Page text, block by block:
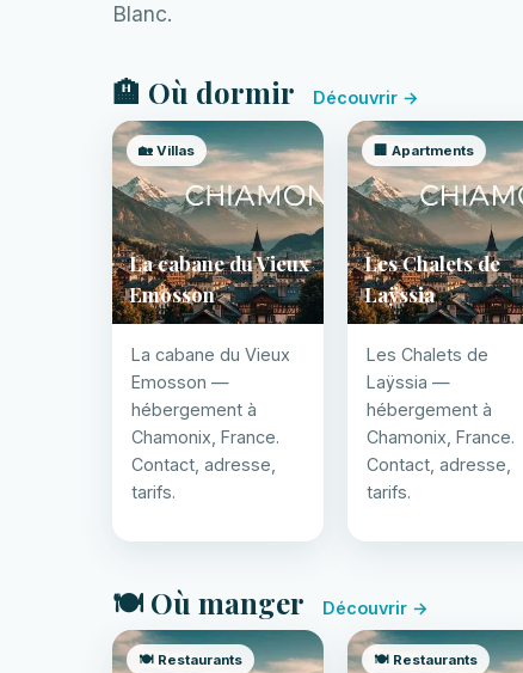
Blanc.
🏨 Où dormir Découvrir →
🏡 Villas
La cabane du Vieux
Emosson
La cabane du Vieux
Emosson —
hébergement à
Chamonix, France.
Contact, adresse,
tarifs.
🏢 Apartments
Les Chalets de
Laÿssia
Les Chalets de
Laÿssia —
hébergement à
Chamonix, France.
Contact, adresse,
tarifs.
🍽️ Où manger Découvrir →
🍽️ Restaurants 🍽️ Restaurants